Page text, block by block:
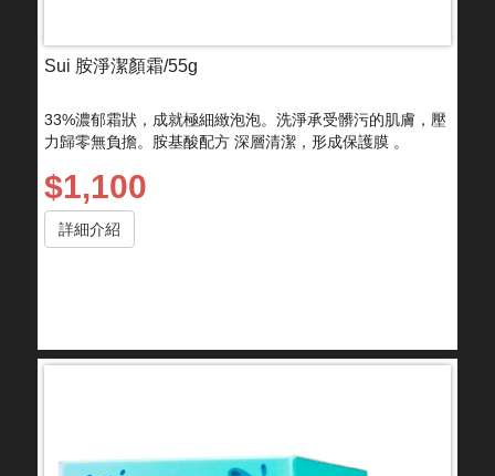
Sui 胺淨潔顏霜/55g
33%濃郁霜狀，成就極細緻泡泡。洗淨承受髒污的肌膚，壓
力歸零無負擔。胺基酸配方 深層清潔，形成保護膜 。
$1,100
詳細介紹